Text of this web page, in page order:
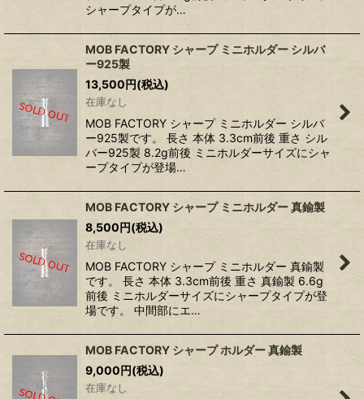
シャープタイプが…
MOB FACTORY シャープ ミニホルダー シルバ
ー925製
13,500円(税込)
在庫なし
MOB FACTORY シャープ ミニホルダー シルバ
ー925製です。 長さ 本体 3.3cm前後 重さ シル
バー925製 8.2g前後 ミニホルダーサイズにシャ
ープタイプが登場…
MOB FACTORY シャープ ミニホルダー 真鍮製
8,500円(税込)
在庫なし
MOB FACTORY シャープ ミニホルダー 真鍮製
です。 長さ 本体 3.3cm前後 重さ 真鍮製 6.6g
前後 ミニホルダーサイズにシャープタイプが登
場です。 中間部にエ…
MOB FACTORY シャープ ホルダー 真鍮製
9,000円(税込)
在庫なし